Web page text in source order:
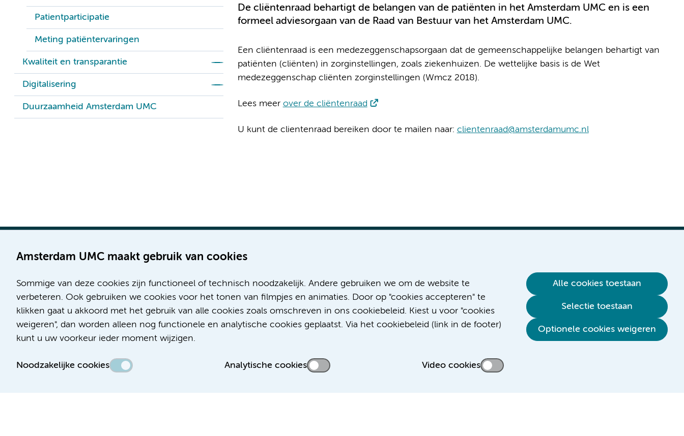
Amsterdam UMC maakt gebruik van cookies
Sommige van deze cookies zijn functioneel of technisch noodzakelijk. Andere gebruiken we om de website te
verbeteren. Ook gebruiken we cookies voor het tonen van filmpjes en animaties. Door op "cookies accepteren" te
klikken gaat u akkoord met het gebruik van alle cookies zoals omschreven in ons cookiebeleid. Kiest u voor "cookies
weigeren", dan worden alleen nog functionele en analytische cookies geplaatst. Via het cookiebeleid (link in de footer)
kunt u uw voorkeur ieder moment wijzigen.
Noodzakelijke cookies Analytische cookies Video cookies
Alle cookies toestaan
Selectie toestaan
Optionele cookies weigeren
Patientparticipatie
Meting patiëntervaringen
Kwaliteit en transparantie
Digitalisering
Duurzaamheid Amsterdam UMC
De cliëntenraad behartigt de belangen van de patiënten in het Amsterdam UMC en is een
formeel adviesorgaan van de Raad van Bestuur van het Amsterdam UMC.
Een cliëntenraad is een medezeggenschapsorgaan dat de gemeenschappelijke belangen behartigt van
patiënten (cliënten) in zorginstellingen, zoals ziekenhuizen. De wettelijke basis is de Wet
medezeggenschap cliënten zorginstellingen (Wmcz 2018).
Lees meer over de cliëntenraad
U kunt de clientenraad bereiken door te mailen naar: clientenraad@amsterdamumc.nl
Locatie AMC
Meibergdreef 9
1105 AZ Amsterdam
Route & Parkeren
Locatie VUmc
De Boelelaan 1117
1081 HV Amsterdam
(020) 444 4444
Route & Parkeren
Meer Amsterdam UMC websites:
Werken bij Amsterdam UMC
Over Amsterdam UMC
Educatie Locatie AMC